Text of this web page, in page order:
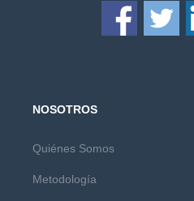
NOSOTROS
Quiénes Somos
Metodología